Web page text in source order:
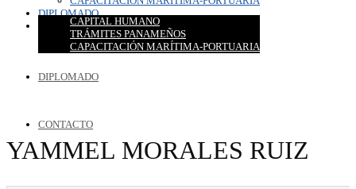
CAPITAL HUMANO
TRÁMITES PANAMEÑOS
CAPACITACIÓN MARÍTIMA-PORTUARIA
DIPLOMADO
CONTACTO
DIPLOMADO
CONTACTO
YAMMEL MORALES RUIZ